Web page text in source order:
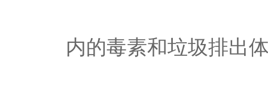
内的毒素和垃圾排出